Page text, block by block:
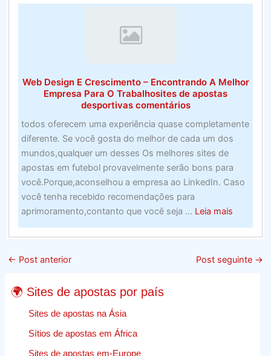
Web Design E Crescimento – Encontrando A Melhor
Empresa Para O Trabalhosites de apostas
desportivas comentários
todos oferecem uma experiência quase completamente
diferente. Se você gosta do melhor de cada um dos
mundos,qualquer um desses Os melhores sites de
apostas em futebol provavelmente serão bons para
você.Porque,aconselhou a empresa ao LinkedIn. Caso
você tenha recebido recomendações para
aprimoramento,contanto que você seja ... Leia maisabout
Web
Design
← Post anterior Post seguinte →
🌍 Sites de apostas por país
Sites de apostas na Ásia
Sítios de apostas em África
Sites de apostas em-Europe